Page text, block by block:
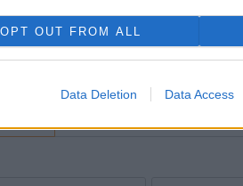
OPT OUT FROM ALL
Data Deletion Data Access